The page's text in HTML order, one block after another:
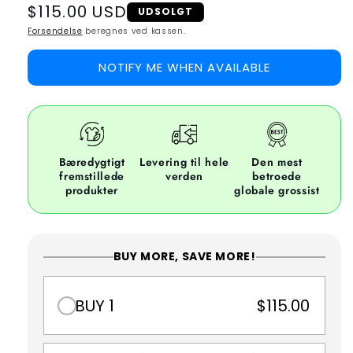
Regular
price
$115.00 USD UDSOLGT
Forsendelse beregnes ved kassen.
NOTIFY ME WHEN AVAILABLE
Bæredygtigt
fremstillede
produkter
Levering til hele
verden
Den mest
betroede
globale grossist
BUY MORE, SAVE MORE!
BUY 1 $115.00